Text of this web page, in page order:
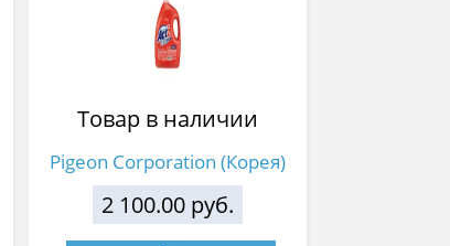
горизонтальной
загрузкой с
ферментами аромат
Товар в наличии
Pigeon Corporation (Корея)
2 100.00 руб.